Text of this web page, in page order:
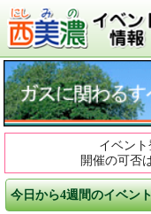
イベント
開催の可否
今日から4週間のイベ